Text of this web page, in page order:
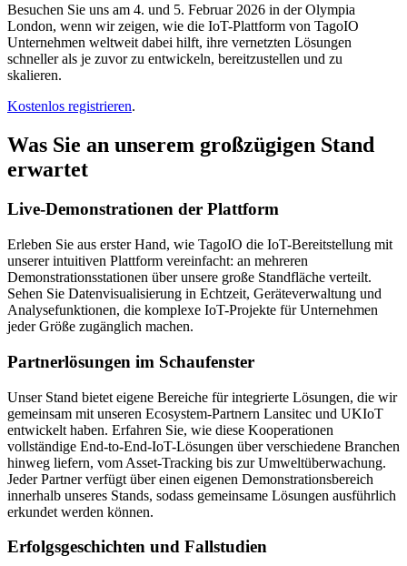
Besuchen Sie uns am 4. und 5. Februar 2026 in der Olympia
London, wenn wir zeigen, wie die IoT-Plattform von TagoIO
Unternehmen weltweit dabei hilft, ihre vernetzten Lösungen
schneller als je zuvor zu entwickeln, bereitzustellen und zu
skalieren.
Kostenlos registrieren.
Was Sie an unserem großzügigen Stand
erwartet
Live-Demonstrationen der Plattform
Erleben Sie aus erster Hand, wie TagoIO die IoT-Bereitstellung mit
unserer intuitiven Plattform vereinfacht: an mehreren
Demonstrationsstationen über unsere große Standfläche verteilt.
Sehen Sie Datenvisualisierung in Echtzeit, Geräteverwaltung und
Analysefunktionen, die komplexe IoT-Projekte für Unternehmen
jeder Größe zugänglich machen.
Partnerlösungen im Schaufenster
Unser Stand bietet eigene Bereiche für integrierte Lösungen, die wir
gemeinsam mit unseren Ecosystem-Partnern Lansitec und UKIoT
entwickelt haben. Erfahren Sie, wie diese Kooperationen
vollständige End-to-End-IoT-Lösungen über verschiedene Branchen
hinweg liefern, vom Asset-Tracking bis zur Umweltüberwachung.
Jeder Partner verfügt über einen eigenen Demonstrationsbereich
innerhalb unseres Stands, sodass gemeinsame Lösungen ausführlich
erkundet werden können.
Erfolgsgeschichten und Fallstudien